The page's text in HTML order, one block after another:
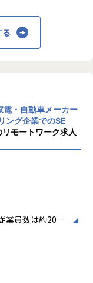
電・自動車メーカー
ング企業でのSE
リモートワーク求人
業員数は約2000
しますので、